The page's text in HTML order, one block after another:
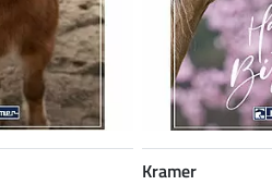
Kramer